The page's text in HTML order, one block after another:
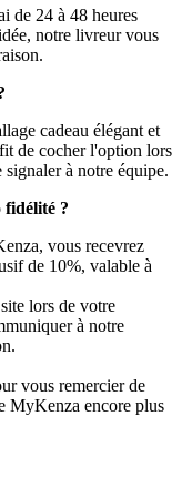
de 24 à 48 heures
notre livreur vous
cadeau élégant et
de cocher l'option lors
à notre équipe.
fidélité ?
vous recevrez
de 10%, valable à
lors de votre
à notre
vous remercier de
MyKenza encore plus